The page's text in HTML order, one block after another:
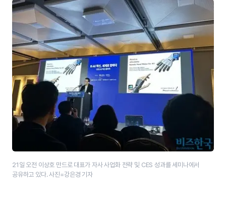
21일 오전 이상호 만드로 대표가 자사 사업화 전략 및 CES 성과를 세미나에서
공유하고 있다. 사진=강은경 기자